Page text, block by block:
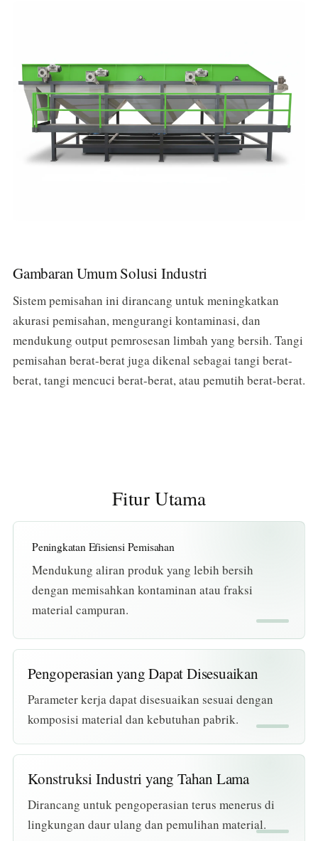
Gambaran Umum Solusi Industri
Sistem pemisahan ini dirancang untuk meningkatkan
akurasi pemisahan, mengurangi kontaminasi, dan
mendukung output pemrosesan limbah yang bersih. Tangi
pemisahan berat-berat juga dikenal sebagai tangi berat-
berat, tangi mencuci berat-berat, atau pemutih berat-berat.
Fitur Utama
Peningkatan Efisiensi Pemisahan
Mendukung aliran produk yang lebih bersih
dengan memisahkan kontaminan atau fraksi
material campuran.
Pengoperasian yang Dapat Disesuaikan
Parameter kerja dapat disesuaikan sesuai dengan
komposisi material dan kebutuhan pabrik.
Konstruksi Industri yang Tahan Lama
Dirancang untuk pengoperasian terus menerus di
lingkungan daur ulang dan pemulihan material.